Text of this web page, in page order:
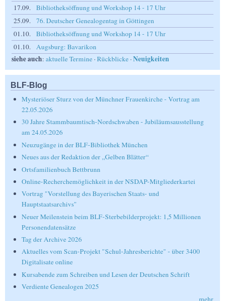
17.09.
Bibliotheksöffnung und Workshop 14 - 17 Uhr
25.09.
76. Deutscher Genealogentag in Göttingen
01.10.
Bibliotheksöffnung und Workshop 14 - 17 Uhr
01.10.
Augsburg: Bavarikon
siehe auch: aktuelle Termine ·Rückblicke ·Neuigkeiten
BLF-Blog
Mysteriöser Sturz von der Münchner Frauenkirche - Vortrag am
22.05.2026
30 Jahre Stammbaumtisch-Nordschwaben - Jubiläumsausstellung
am 24.05.2026
Neuzugänge in der BLF-Bibliothek München
Neues aus der Redaktion der „Gelben Blätter“
Ortsfamilienbuch Bettbrunn
Online-Recherchemöglichkeit in der NSDAP-Mitgliederkartei
Vortrag "Vorstellung des Bayerischen Staats- und
Hauptstaatsarchivs"
Neuer Meilenstein beim BLF-Sterbebilderprojekt: 1,5 Millionen
Personendatensätze
Tag der Archive 2026
Aktuelles vom Scan-Projekt "Schul-Jahresberichte" - über 3400
Digitalisate online
Kursabende zum Schreiben und Lesen der Deutschen Schrift
Verdiente Genealogen 2025
mehr